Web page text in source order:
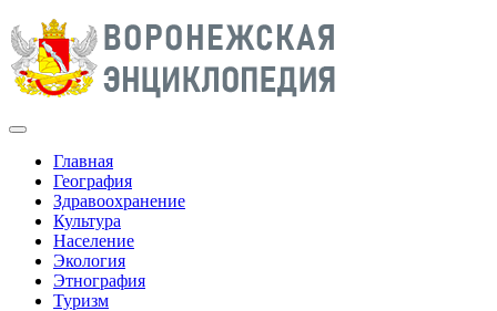
Главная
География
Здравоохранение
Культура
Население
Экология
Этнография
Туризм